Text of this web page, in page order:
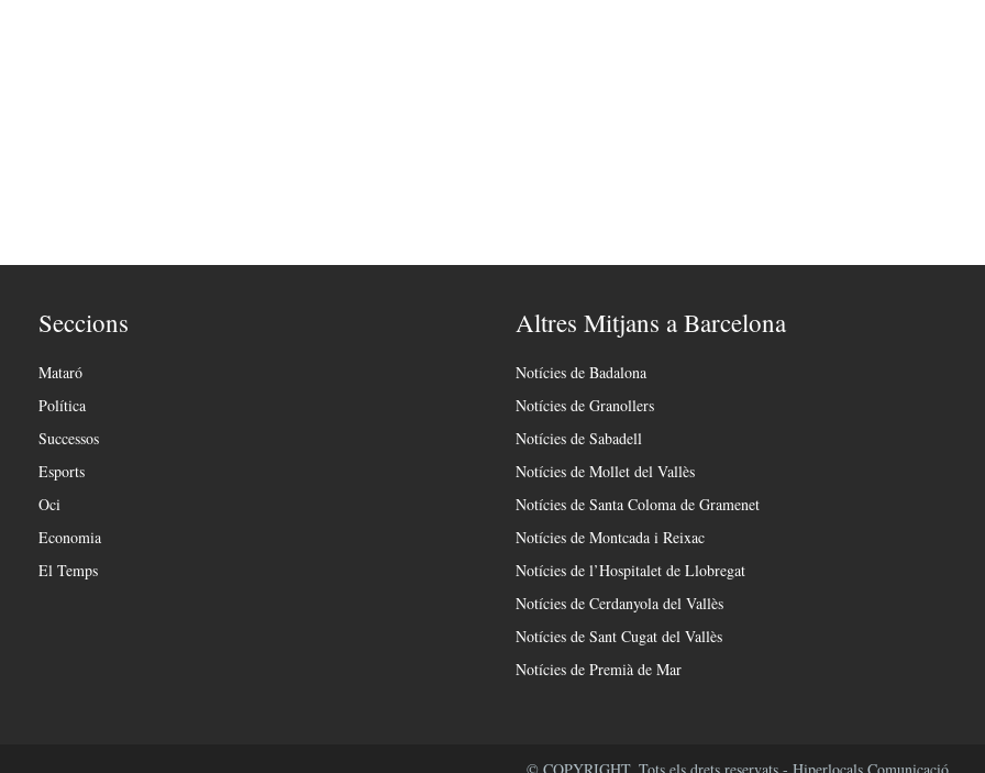
Seccions
Mataró
Política
Successos
Esports
Oci
Economia
El Temps
Altres Mitjans a Barcelona
Notícies de Badalona
Notícies de Granollers
Notícies de Sabadell
Notícies de Mollet del Vallès
Notícies de Santa Coloma de Gramenet
Notícies de Montcada i Reixac
Notícies de l’Hospitalet de Llobregat
Notícies de Cerdanyola del Vallès
Notícies de Sant Cugat del Vallès
Notícies de Premià de Mar